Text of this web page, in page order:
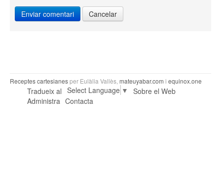
Cancelar
Receptes cartesianesper Eulàlia Vallès, mateuyabar.com i equinox.one
Tradueix al Select Language ▼
Sobre el Web
Administra Contacta